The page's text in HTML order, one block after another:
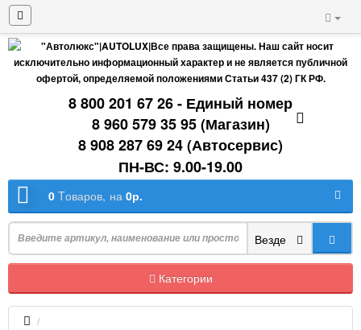
8 800 201 67 26 - Единый номер
8 960 579 35 95 (Магазин)
8 908 287 69 24 (Автосервис)
ПН-ВС: 9.00-19.00
0 Tоваров, на 0р.
Везде
Категории